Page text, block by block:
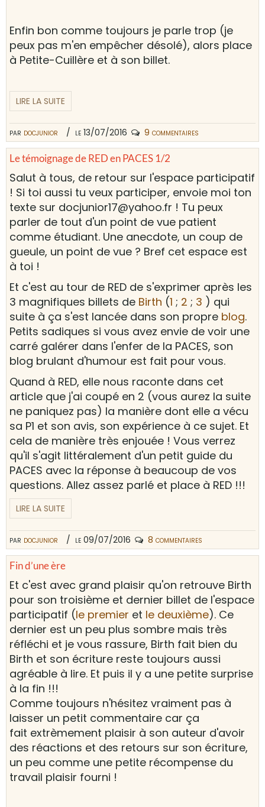
par docjunior le 13/07/2016 9 commentaires
Enfin bon comme toujours je parle trop (je
peux pas m'en empêcher désolé), alors place
à Petite-Cuillère et à son billet.
LIRE LA SUITE
Le témoignage de RED en PACES 1/2
par docjunior le 09/07/2016 8 commentaires
Salut à tous, de retour sur l'espace participatif
! Si toi aussi tu veux participer, envoie moi ton
texte sur docjunior17@yahoo.fr ! Tu peux
parler de tout d'un point de vue patient
comme étudiant. Une anecdote, un coup de
gueule, un point de vue ? Bref cet espace est
à toi !
Et c'est au tour de RED de s'exprimer après les
3 magnifiques billets de Birth (1 ; 2 ; 3 ) qui
suite à ça s'est lancée dans son propre blog.
Petits sadiques si vous avez envie de voir une
carré galérer dans l'enfer de la PACES, son
blog brulant d'humour est fait pour vous.
Quand à RED, elle nous raconte dans cet
article que j'ai coupé en 2 (vous aurez la suite
ne paniquez pas) la manière dont elle a vécu
sa P1 et son avis, son expérience à ce sujet. Et
cela de manière très enjouée ! Vous verrez
qu'il s'agit littéralement d'un petit guide du
PACES avec la réponse à beaucoup de vos
questions. Allez assez parlé et place à RED !!!
LIRE LA SUITE
Fin d’une ère
Et c'est avec grand plaisir qu'on retrouve Birth
pour son troisième et dernier billet de l'espace
participatif (le premier et le deuxième). Ce
dernier est un peu plus sombre mais très
réfléchi et je vous rassure, Birth fait bien du
Birth et son écriture reste toujours aussi
agréable à lire. Et puis il y a une petite surprise
à la fin !!!
Comme toujours n'hésitez vraiment pas à
laisser un petit commentaire car ça
fait extrèmement plaisir à son auteur d'avoir
des réactions et des retours sur son écriture,
un peu comme une petite récompense du
travail plaisir fourni !